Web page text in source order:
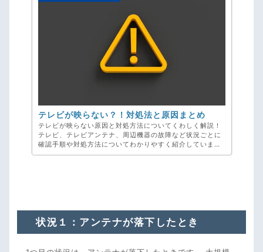
テレビが映らない？！対処法と原因まとめ
テレビが映らない原因と対処方法についてくわしく解説！
テレビ、テレビアンテナ、周辺機器の故障など状況ごとに
確認手順や対処方法についてわかりやすく紹介していま
す！ 突然映らなくなったテレビのトラブルでお困りの方は
状況１：アンテナが落下したとき